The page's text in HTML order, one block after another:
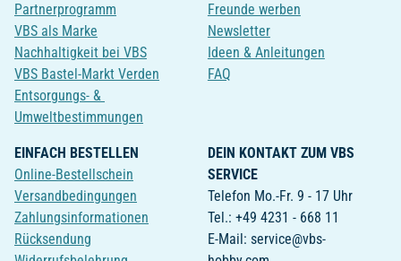
Partnerprogramm
VBS als Marke
Nachhaltigkeit bei VBS
VBS Bastel-Markt Verden
Entsorgungs- &
Umweltbestimmungen
Freunde werben
Newsletter
Ideen & Anleitungen
FAQ
EINFACH BESTELLEN
Online-Bestellschein
Versandbedingungen
Zahlungsinformationen
Rücksendung
DEIN KONTAKT ZUM VBS
SERVICE
Telefon Mo.-Fr. 9 - 17 Uhr
Tel.: +49 4231 - 668 11
E-Mail: service@vbs-